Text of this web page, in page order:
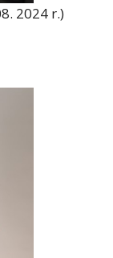
2024 r.)